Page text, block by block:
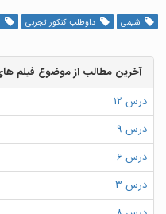
شیمی داوطلب کنکور تجربی
آخرین مطالب از موضوع فیلم
درس 12
درس 9
درس 6
درس 3